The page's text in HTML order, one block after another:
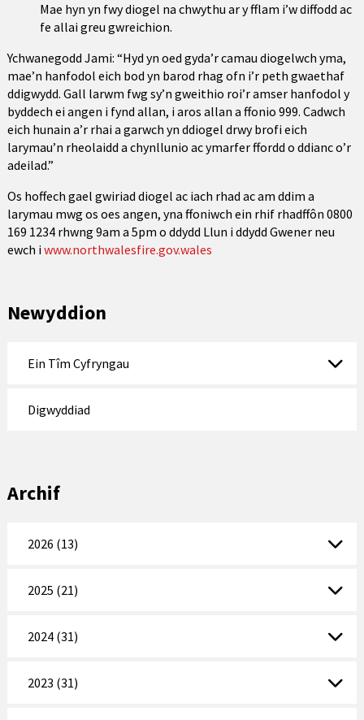
Mae hyn yn fwy diogel na chwythu ar y fflam i’w diffodd ac
fe allai greu gwreichion.
Ychwanegodd Jami: “Hyd yn oed gyda’r camau diogelwch yma,
mae’n hanfodol eich bod yn barod rhag ofn i’r peth gwaethaf
ddigwydd. Gall larwm fwg sy’n gweithio roi’r amser hanfodol y
byddech ei angen i fynd allan, i aros allan a ffonio 999. Cadwch
eich hunain a’r rhai a garwch yn ddiogel drwy brofi eich
larymau’n rheolaidd a chynllunio ac ymarfer ffordd o ddianc o’r
adeilad.”
Os hoffech gael gwiriad diogel ac iach rhad ac am ddim a
larymau mwg os oes angen, yna ffoniwch ein rhif rhadffôn 0800
169 1234 rhwng 9am a 5pm o ddydd Llun i ddydd Gwener neu
ewch i www.northwalesfire.gov.wales
Newyddion
Ein Tîm Cyfryngau
Digwyddiad
Archif
2026 (13)
2025 (21)
2024 (31)
2023 (31)